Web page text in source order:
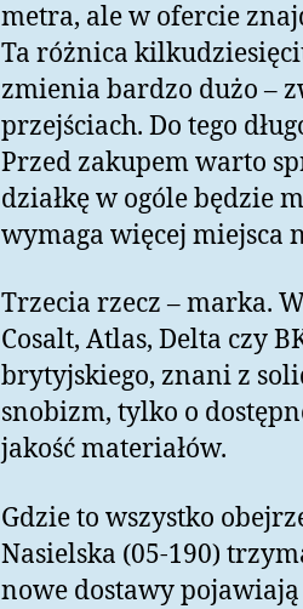
metra, ale w ofercie
Ta różnica
zmienia bardzo dużo –
przejściach. Do tego
Przed zakupem warto
działkę w ogóle będzie
wymaga więcej miejsca
Trzecia rzecz – marka.
Cosalt, Atlas, Delta czy
brytyjskiego, znani z
snobizm, tylko o
jakość materiałów.
Gdzie to wszystko
Nasielska (05-190)
nowe dostawy